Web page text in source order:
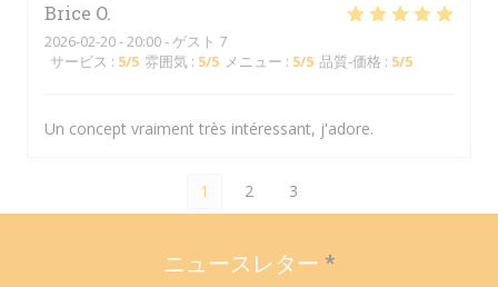
Brice O
2026-02-20- 20:00 - ゲスト 7
サービス : 5/5 雰囲気 : 5/5 メニュー : 5/5 品質-価格 : 5/5
Un concept vraiment très intéressant, j'adore.
1 2 3
ニュースレター *